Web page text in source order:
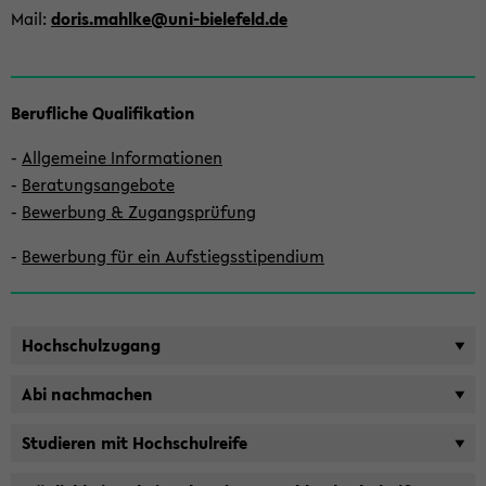
Mail: doris.mahl­ke@uni-​bielefeld.de
Be­ruf­li­che Qua­li­fi­ka­ti­on
- All­ge­mei­ne In­for­ma­tio­nen
- Be­ra­tungs­an­ge­bo­te
- Be­wer­bung & Zu­gangs­prü­fung
- Be­wer­bung für ein Auf­stiegs­sti­pen­di­um
Hoch­schul­zu­gang
Abi nach­ma­chen
Stu­die­ren mit Hoch­schul­rei­fe